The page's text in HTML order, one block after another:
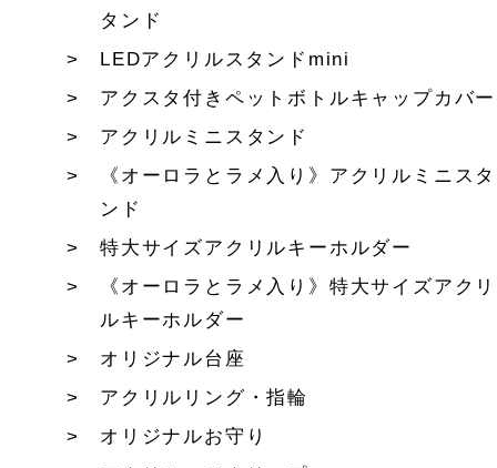
タンド
LEDアクリルスタンドmini
アクスタ付きペットボトルキャップカバー
アクリルミニスタンド
《オーロラとラメ入り》アクリルミニスタ
ンド
特大サイズアクリルキーホルダー
《オーロラとラメ入り》特大サイズアクリ
ルキーホルダー
オリジナル台座
アクリルリング・指輪
オリジナルお守り